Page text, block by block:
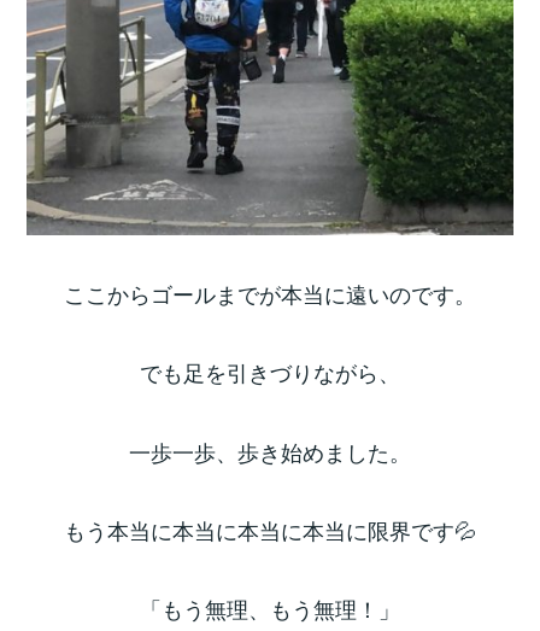
ここからゴールまでが本当に遠いのです。
でも足を引きづりながら、
一歩一歩、歩き始めました。
もう本当に本当に本当に本当に限界です💦
「もう無理、もう無理！」